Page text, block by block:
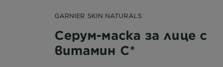
GARNIER SKIN NATURALS
Серум-маска за лице с
витамин C*